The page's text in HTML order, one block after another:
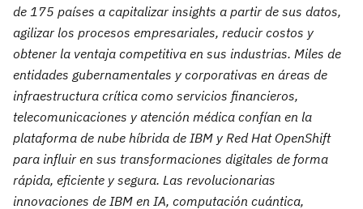
de 175 países a capitalizar insights a partir de sus datos,
agilizar los procesos empresariales, reducir costos y
obtener la ventaja competitiva en sus industrias. Miles de
entidades gubernamentales y corporativas en áreas de
infraestructura crítica como servicios financieros,
telecomunicaciones y atención médica confían en la
plataforma de nube híbrida de IBM y Red Hat OpenShift
para influir en sus transformaciones digitales de forma
rápida, eficiente y segura. Las revolucionarias
innovaciones de IBM en IA, computación cuántica,